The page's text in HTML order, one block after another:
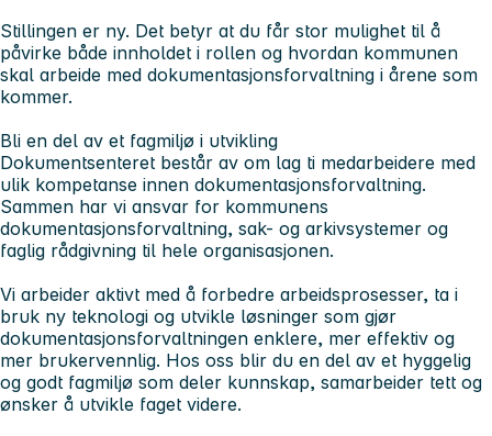
Stillingen er ny. Det betyr at du får stor mulighet til å
påvirke både innholdet i rollen og hvordan kommunen
skal arbeide med dokumentasjonsforvaltning i årene som
kommer.
Bli en del av et fagmiljø i utvikling
Dokumentsenteret består av om lag ti medarbeidere med
ulik kompetanse innen dokumentasjonsforvaltning.
Sammen har vi ansvar for kommunens
dokumentasjonsforvaltning, sak- og arkivsystemer og
faglig rådgivning til hele organisasjonen.
Vi arbeider aktivt med å forbedre arbeidsprosesser, ta i
bruk ny teknologi og utvikle løsninger som gjør
dokumentasjonsforvaltningen enklere, mer effektiv og
mer brukervennlig. Hos oss blir du en del av et hyggelig
og godt fagmiljø som deler kunnskap, samarbeider tett og
ønsker å utvikle faget videre.